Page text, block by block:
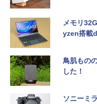
メモリ
yzen搭載
鳥肌もの
した！
ソニーミ